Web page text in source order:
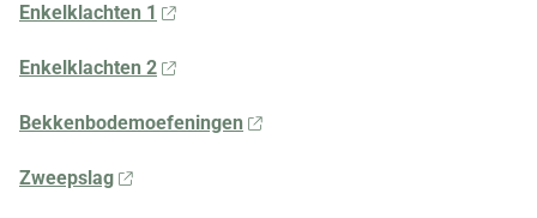
Enkelklachten 1
Enkelklachten 2
Bekkenbodemoefeningen
Zweepslag